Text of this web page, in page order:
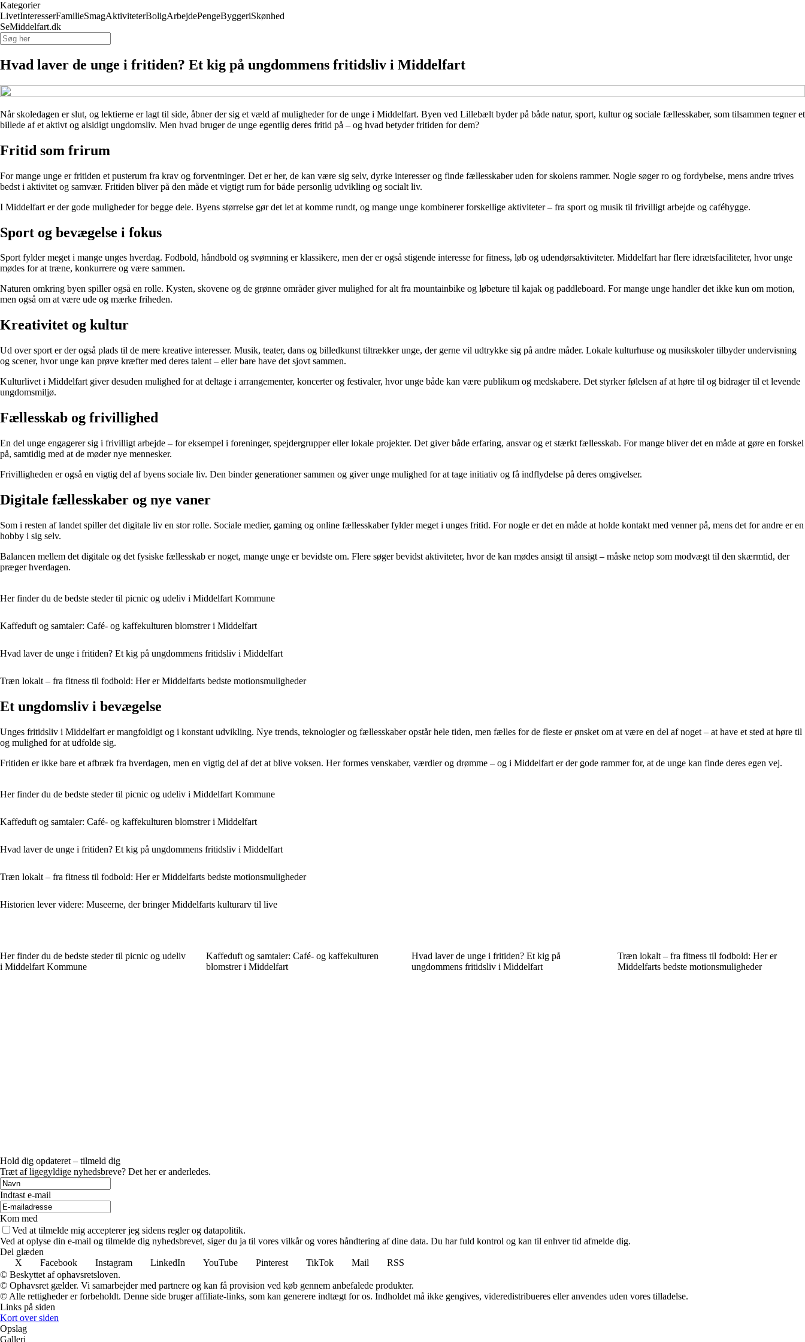
Kategorier
LivetInteresserFamilieSmagAktiviteterBoligArbejdePengeByggeriSkønhed
SeMiddelfart.dk
Hvad laver de unge i fritiden? Et kig på ungdommens fritidsliv i Middelfart
Når skoledagen er slut, og lektierne er lagt til side, åbner der sig et væld af muligheder for de unge i Middelfart. Byen ved Lillebælt byder på både natur, sport, kultur og sociale fællesskaber, som tilsammen tegner et
billede af et aktivt og alsidigt ungdomsliv. Men hvad bruger de unge egentlig deres fritid på – og hvad betyder fritiden for dem?
Fritid som frirum
For mange unge er fritiden et pusterum fra krav og forventninger. Det er her, de kan være sig selv, dyrke interesser og finde fællesskaber uden for skolens rammer. Nogle søger ro og fordybelse, mens andre trives
bedst i aktivitet og samvær. Fritiden bliver på den måde et vigtigt rum for både personlig udvikling og socialt liv.
I Middelfart er der gode muligheder for begge dele. Byens størrelse gør det let at komme rundt, og mange unge kombinerer forskellige aktiviteter – fra sport og musik til frivilligt arbejde og caféhygge.
Sport og bevægelse i fokus
Sport fylder meget i mange unges hverdag. Fodbold, håndbold og svømning er klassikere, men der er også stigende interesse for fitness, løb og udendørsaktiviteter. Middelfart har flere idrætsfaciliteter, hvor unge
mødes for at træne, konkurrere og være sammen.
Naturen omkring byen spiller også en rolle. Kysten, skovene og de grønne områder giver mulighed for alt fra mountainbike og løbeture til kajak og paddleboard. For mange unge handler det ikke kun om motion,
men også om at være ude og mærke friheden.
Kreativitet og kultur
Ud over sport er der også plads til de mere kreative interesser. Musik, teater, dans og billedkunst tiltrækker unge, der gerne vil udtrykke sig på andre måder. Lokale kulturhuse og musikskoler tilbyder undervisning
og scener, hvor unge kan prøve kræfter med deres talent – eller bare have det sjovt sammen.
Kulturlivet i Middelfart giver desuden mulighed for at deltage i arrangementer, koncerter og festivaler, hvor unge både kan være publikum og medskabere. Det styrker følelsen af at høre til og bidrager til et levende
ungdomsmiljø.
Fællesskab og frivillighed
En del unge engagerer sig i frivilligt arbejde – for eksempel i foreninger, spejdergrupper eller lokale projekter. Det giver både erfaring, ansvar og et stærkt fællesskab. For mange bliver det en måde at gøre en forskel
på, samtidig med at de møder nye mennesker.
Frivilligheden er også en vigtig del af byens sociale liv. Den binder generationer sammen og giver unge mulighed for at tage initiativ og få indflydelse på deres omgivelser.
Digitale fællesskaber og nye vaner
Som i resten af landet spiller det digitale liv en stor rolle. Sociale medier, gaming og online fællesskaber fylder meget i unges fritid. For nogle er det en måde at holde kontakt med venner på, mens det for andre er en
hobby i sig selv.
Balancen mellem det digitale og det fysiske fællesskab er noget, mange unge er bevidste om. Flere søger bevidst aktiviteter, hvor de kan mødes ansigt til ansigt – måske netop som modvægt til den skærmtid, der
præger hverdagen.
Her finder du de bedste steder til picnic og udeliv i Middelfart Kommune
Kaffeduft og samtaler: Café- og kaffekulturen blomstrer i Middelfart
Hvad laver de unge i fritiden? Et kig på ungdommens fritidsliv i Middelfart
Træn lokalt – fra fitness til fodbold: Her er Middelfarts bedste motionsmuligheder
Et ungdomsliv i bevægelse
Unges fritidsliv i Middelfart er mangfoldigt og i konstant udvikling. Nye trends, teknologier og fællesskaber opstår hele tiden, men fælles for de fleste er ønsket om at være en del af noget – at have et sted at høre til
og mulighed for at udfolde sig.
Fritiden er ikke bare et afbræk fra hverdagen, men en vigtig del af det at blive voksen. Her formes venskaber, værdier og drømme – og i Middelfart er der gode rammer for, at de unge kan finde deres egen vej.
Her finder du de bedste steder til picnic og udeliv i Middelfart Kommune
Kaffeduft og samtaler: Café- og kaffekulturen blomstrer i Middelfart
Hvad laver de unge i fritiden? Et kig på ungdommens fritidsliv i Middelfart
Træn lokalt – fra fitness til fodbold: Her er Middelfarts bedste motionsmuligheder
Historien lever videre: Museerne, der bringer Middelfarts kulturarv til live
Her finder du de bedste steder til picnic og udeliv
i Middelfart Kommune
Kaffeduft og samtaler: Café- og kaffekulturen
blomstrer i Middelfart
Hvad laver de unge i fritiden? Et kig på
ungdommens fritidsliv i Middelfart
Træn lokalt – fra fitness til fodbold: Her er
Middelfarts bedste motionsmuligheder
Hold dig opdateret – tilmeld dig
Træt af ligegyldige nyhedsbreve? Det her er anderledes.
Indtast e-mail
Kom med
Ved at tilmelde mig accepterer jeg sidens regler og datapolitik.
Ved at oplyse din e-mail og tilmelde dig nyhedsbrevet, siger du ja til vores vilkår og vores håndtering af dine data. Du har fuld kontrol og kan til enhver tid afmelde dig.
Del glæden
X
Facebook Instagram LinkedIn YouTube Pinterest TikTok Mail
RSS
© Beskyttet af ophavsretsloven.
© Ophavsret gælder. Vi samarbejder med partnere og kan få provision ved køb gennem anbefalede produkter.
© Alle rettigheder er forbeholdt. Denne side bruger affiliate-links, som kan generere indtægt for os. Indholdet må ikke gengives, videredistribueres eller anvendes uden vores tilladelse.
Links på siden
Kort over siden
Opslag
Galleri